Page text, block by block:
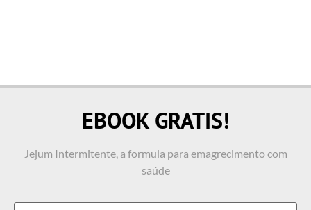
EBOOK GRATIS!
Jejum Intermitente, a formula para emagrecimento com
saúde